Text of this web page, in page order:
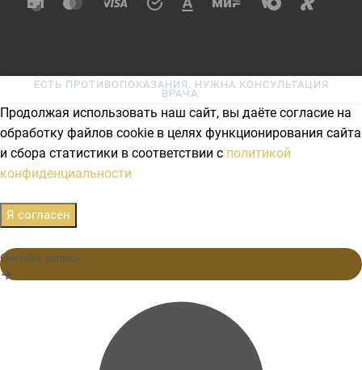
ЕСТЬ ПРОТИВОПОКАЗАНИЯ. НУЖНА КОНСУЛЬТАЦИЯ
ВРАЧА.
Продолжая использовать наш сайт, вы даёте согласие на
обработку файлов cookie в целях функционирования сайта
и сбора статистики в соответствии с политикой
конфиденциальности
Я согласен